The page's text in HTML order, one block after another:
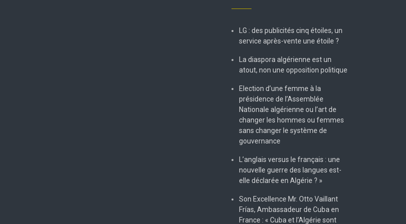
LG : des publicités cinq étoiles, un
service après-vente une étoile ?
La diaspora algérienne est un
atout, non une opposition politique
Election d’une femme à la
présidence de l’Assemblée
Nationale algérienne ou l’art de
changer les hommes ou femmes
sans changer le système de
gouvernance
L’anglais versus le français : une
nouvelle guerre des langues est-
elle déclarée en Algérie ? »
Son Excellence Mr. Otto Vaillant
Frías, Ambassadeur de Cuba en
France : « Cuba et l’Algérie sont